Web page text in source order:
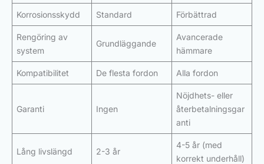
Korrosionsskydd Standard Förbättrad
Rengöring av
system
Grundläggande
Avancerade
hämmare
Kompatibilitet De flesta fordon Alla fordon
Garanti Ingen
Nöjdhets- eller
återbetalningsgar
anti
Lång livslängd 2-3 år
4-5 år (med
korrekt underhåll)